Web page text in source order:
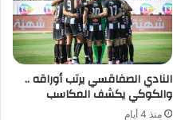
النادي الصفاقسي يرتب أوراقه ..
والكوكي يكشف المكاسب
منذ 4 أيام